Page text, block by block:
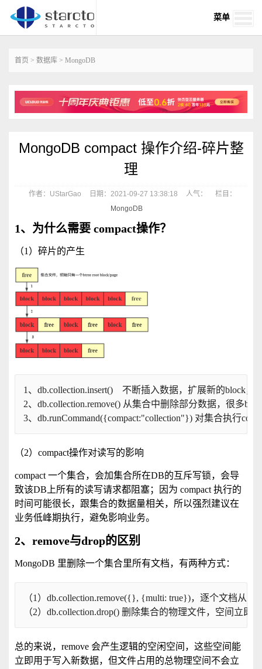
菜单
首页 > 数据库 > MongoDB
MongoDB compact 操作介绍-碎片整
理
作者：UStarGao 日期：2021-09-27 13:38:18 人气：
栏目：
MongoDB
1、为什么需要 compact操作？
（1）碎片的产生
1、db.collection.insert()    不断插入数据，扩展新的block
2、db.collection.remove() 从集合中删除部分数据，很多
3、db.runCommand({compact:"collection"}) 对集合执行
（2）compact操作对读写的影响
compact 一个集合，会加集合所在DB的互斥写锁，会导
致该DB上所有的读写请求都阻塞；因为 compact 执行的
时间可能很长，跟集合的数据量相关，所以强烈建议在
业务低峰期执行，避免影响业务。
2、remove与drop的区别
MongoDB 里删除一个集合里所有文档，有两种方式：
（1）db.collection.remove({}, {multi: true})，逐个文档从
（2）db.collection.drop() 删除集合的物理文件，空间立即
总的来说，remove 会产生逻辑的空闲空间，这些空间能
立即用于写入新数据，但文件占用的总物理空间不会立